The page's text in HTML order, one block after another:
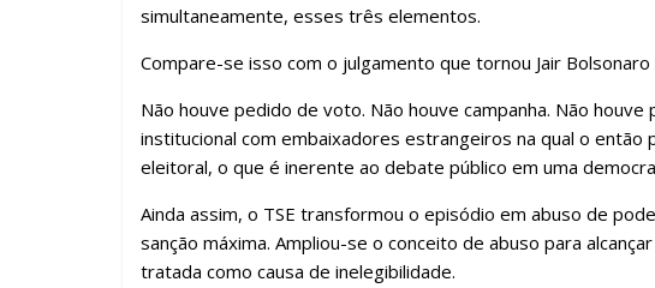
simultaneamente, esses três elementos.
Compare-se isso com o julgamento que tornou Jair
Não houve pedido de voto. Não houve campanha. Não
institucional com embaixadores estrangeiros na qual o
eleitoral, o que é inerente ao debate público em uma
Ainda assim, o TSE transformou o episódio em abuso de
sanção máxima. Ampliou-se o conceito de abuso para
tratada como causa de inelegibilidade.